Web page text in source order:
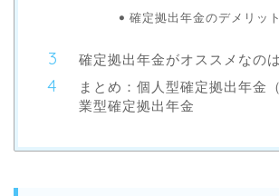
確定拠出年金のデメリッ
確定拠出年金がオススメなの
まとめ：個人型確定拠出年金
業型確定拠出年金